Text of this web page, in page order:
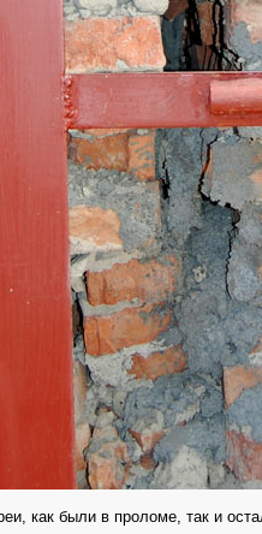
как были в проломе, так и